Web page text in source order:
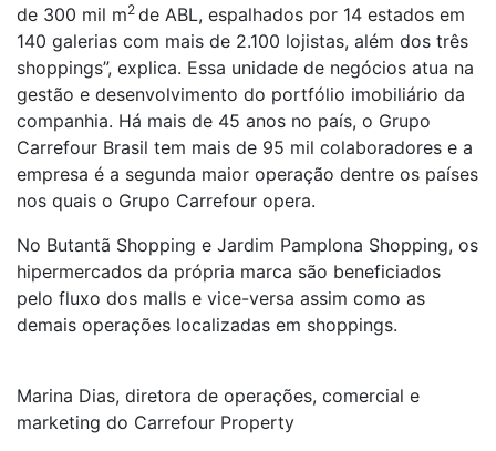
de 300 mil m2 de ABL, espalhados por 14 estados em
140 galerias com mais de 2.100 lojistas, além dos três
shoppings”, explica. Essa unidade de negócios atua na
gestão e desenvolvimento do portfólio imobiliário da
companhia. Há mais de 45 anos no país, o Grupo
Carrefour Brasil tem mais de 95 mil colaboradores e a
empresa é a segunda maior operação dentre os países
nos quais o Grupo Carrefour opera.
No Butantã Shopping e Jardim Pamplona Shopping, os
hipermercados da própria marca são beneficiados
pelo fluxo dos malls e vice-versa assim como as
demais operações localizadas em shoppings.
Marina Dias, diretora de operações, comercial e
marketing do Carrefour Property